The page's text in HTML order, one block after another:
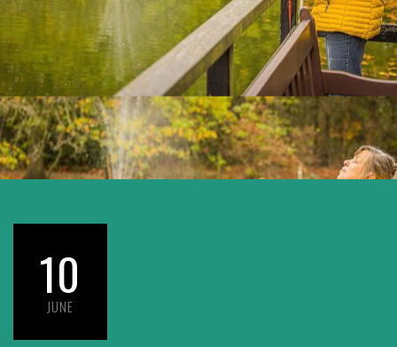
10
JUNE